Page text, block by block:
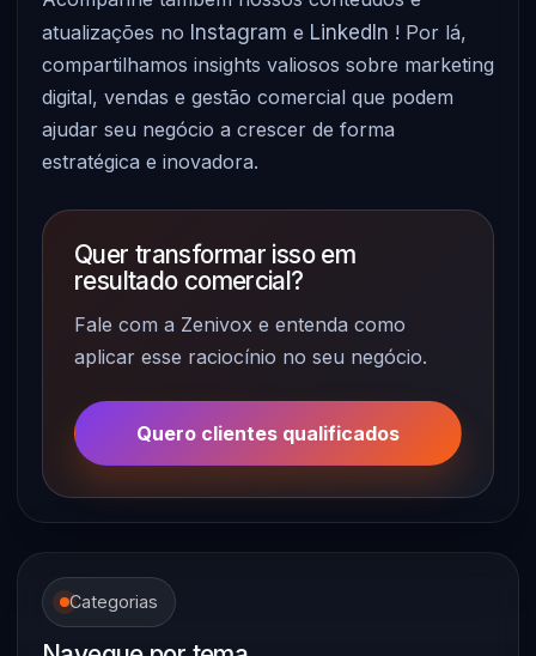
atualizações no Instagram e LinkedIn ! Por lá,
compartilhamos insights valiosos sobre marketing
digital, vendas e gestão comercial que podem
ajudar seu negócio a crescer de forma
estratégica e inovadora.
Quer transformar isso em
resultado comercial?
Fale com a Zenivox e entenda como
aplicar esse raciocínio no seu negócio.
Quero clientes qualificados
Categorias